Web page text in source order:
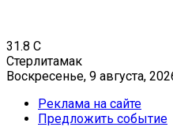
31.8 C
Стерлитамак
Воскресенье, 9 августа,
Реклама на сайте
Предложить событие